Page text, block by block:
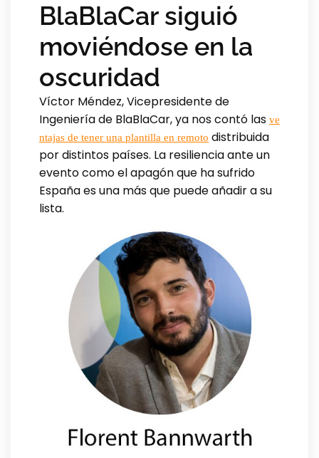
BlaBlaCar siguió
moviéndose en la
oscuridad
Víctor Méndez, Vicepresidente de
Ingeniería de BlaBlaCar, ya nos contó las ve
ntajas de tener una plantilla en remoto distribuida
por distintos países. La resiliencia ante un
evento como el apagón que ha sufrido
España es una más que puede añadir a su
lista.